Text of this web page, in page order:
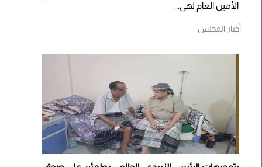
الأمين العام لهي...
أخبار المجلس